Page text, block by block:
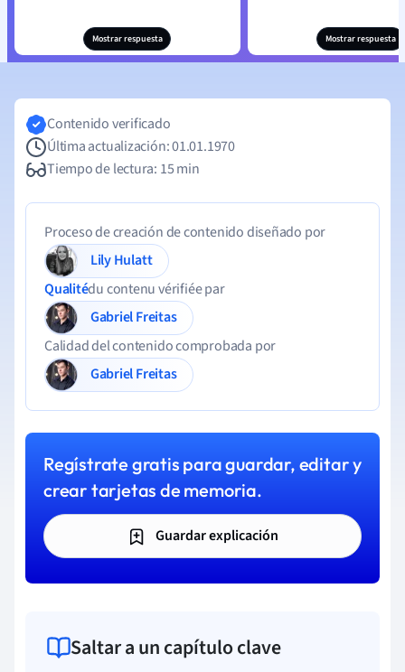
Mostrar respuesta Mostrar respuesta
Contenido verificado
Última actualización: 01.01.1970
Tiempo de lectura: 15 min
Proceso de creación de contenido diseñado por
Lily Hulatt
Qualitédu contenu vérifiée par
Gabriel Freitas
Calidad del contenido comprobada por
Gabriel Freitas
Regístrate gratis para guardar, editar y
crear tarjetas de memoria.
Guardar explicación
Saltar a un capítulo clave